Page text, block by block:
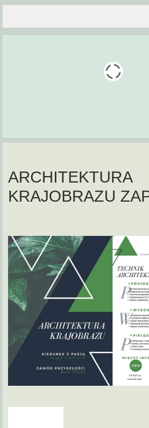
ARCHITEKTURA
KRAJOBRAZU